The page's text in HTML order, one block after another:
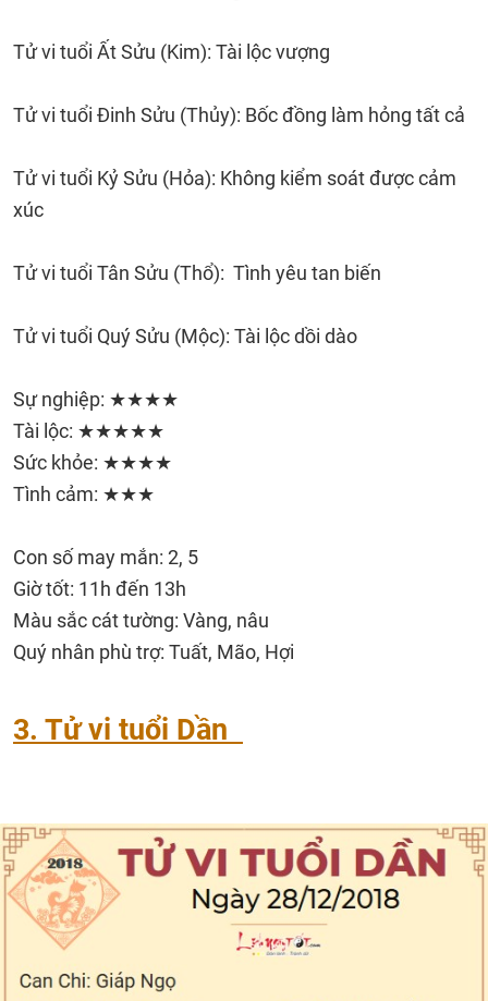
Tử vi tuổi Ất Sửu (Kim): Tài lộc vượng
Tử vi tuổi Đinh Sửu (Thủy): Bốc đồng làm hỏng tất cả
Tử vi tuổi Kỷ Sửu (Hỏa): Không kiểm soát được cảm
xúc
Tử vi tuổi Tân Sửu (Thổ): Tình yêu tan biến
Tử vi tuổi Quý Sửu (Mộc): Tài lộc dồi dào
Sự nghiệp: ★★★★
Tài lộc: ★★★★★
Sức khỏe: ★★★★
Tình cảm: ★★★
Con số may mắn: 2, 5
Giờ tốt: 11h đến 13h
Màu sắc cát tường: Vàng, nâu
Quý nhân phù trợ: Tuất, Mão, Hợi
3. Tử vi tuổi Dần